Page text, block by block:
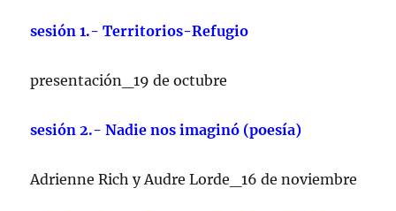
sesión 1.- Territorios-Refugio
presentación_19 de octubre
sesión 2.- Nadie nos imaginó (poesía)
Adrienne Rich y Audre Lorde_16 de noviembre